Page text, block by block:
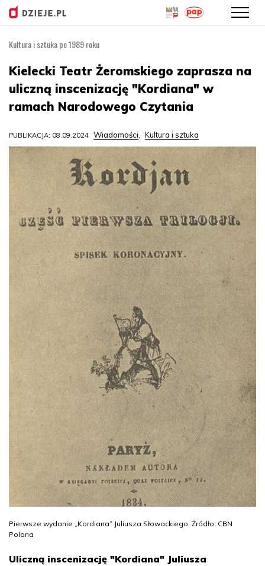
treści
Kultura i sztuka po 1989 roku
Kielecki Teatr Żeromskiego zaprasza na
uliczną inscenizację "Kordiana" w
ramach Narodowego Czytania
PUBLIKACJA: 08.09.2024 Wiadomości, Kultura i sztuka
Pierwsze wydanie „Kordiana” Juliusza Słowackiego. Źródło: CBN
Polona
Uliczną inscenizację "Kordiana" Juliusza